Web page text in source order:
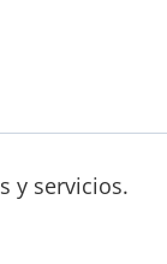
y servicios.